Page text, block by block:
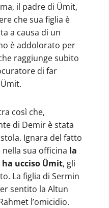
il padre di Ümit,
che sua figlia è
a causa di un
è addolorato per
raggiunge subito
di far
così che,
di Demir è stata
Ignara del fatto
sua officina la
ucciso Ümit, gli
La figlia di Sermin
sentito la Altun
l’omicidio.